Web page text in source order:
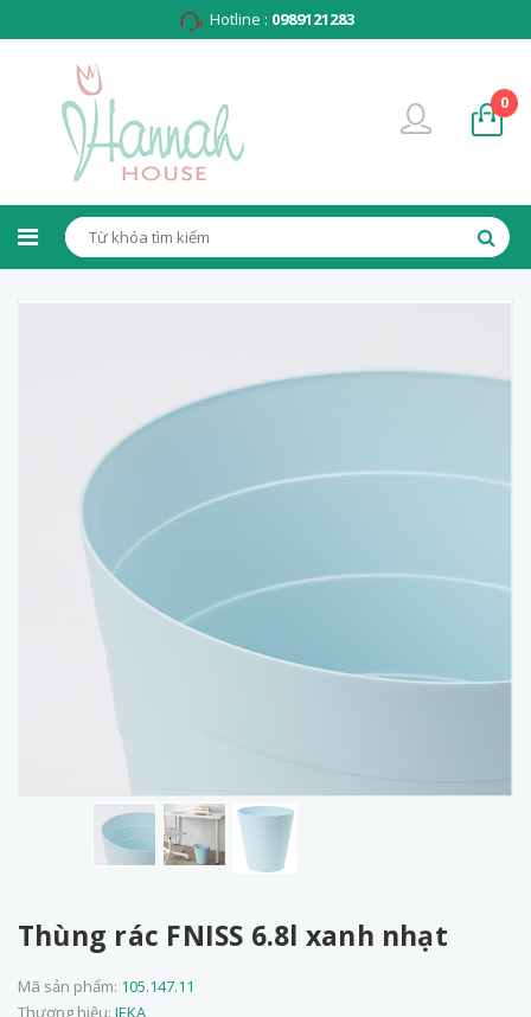
Hotline : 0989121283
0
Thùng rác FNISS 6.8l xanh nhạt
Mã sản phẩm: 105.147.11
Thương hiệu: IEKA